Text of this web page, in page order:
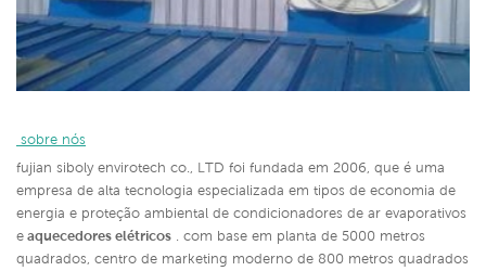
sobre nós
fujian siboly envirotech co., LTD foi fundada em 2006, que é uma
empresa de alta tecnologia especializada em tipos de economia de
energia e proteção ambiental de condicionadores de ar evaporativos
e aquecedores elétricos . com base em planta de 5000 metros
quadrados, centro de marketing moderno de 800 metros quadrados